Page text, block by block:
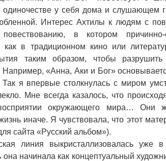
у себя дома и слушающем
Интерес Ахтилы к людям с
в котором причинно-
в традиционном кино или
таким образом, чтобы
Например, «Анна, Аки и Бог»
Так я впервые столкнулась с миром
Мне всегда казалось, что
окружающего мира…
иначе. Я чувствовала, что этот
сайта «Русский альбом»).
линия выкристаллизовалась уже
она начинала как концептуальный